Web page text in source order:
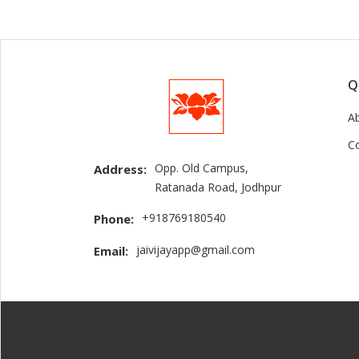
Address: Opp. Old Campus,
Ratanada Road, Jodhpur
Phone: +918769180540
Email: jaivijayapp@gmail.com